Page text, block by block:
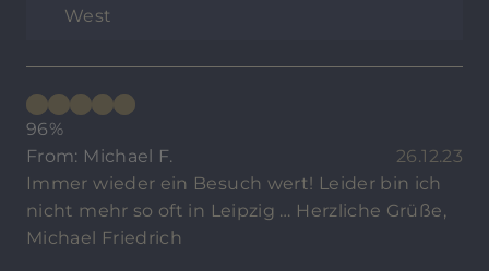
West
96%
From: Michael F.
26.12.23
Immer wieder ein Besuch wert! Leider bin ich
nicht mehr so oft in Leipzig … Herzliche Grüße,
Michael Friedrich